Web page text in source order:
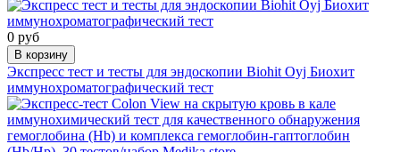
0 руб
В корзину
Экспресс тест и тесты для эндоскопии Biohit Oyj Биохит
иммунохроматографический тест